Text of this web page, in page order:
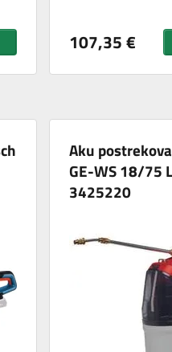
107,35 €
Aku
GE-WS 18/75
3425220